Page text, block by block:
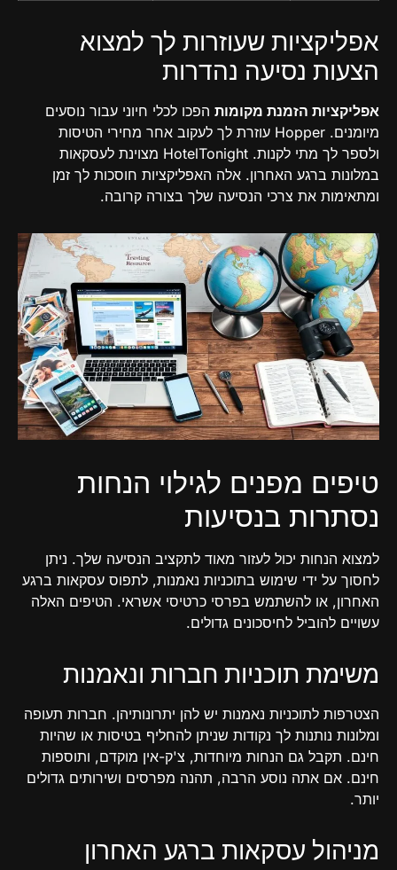
אפליקציות שעוזרות לך למצוא
הצעות נסיעה נהדרות
אפליקציות הזמנת מקומות הפכו לכלי חיוני עבור נוסעים
מיומנים. Hopper עוזרת לך לעקוב אחר מחירי הטיסות
ולספר לך מתי לקנות. HotelTonight מצוינת לעסקאות
במלונות ברגע האחרון. אלה האפליקציות חוסכות לך זמן
ומתאימות את צרכי הנסיעה שלך בצורה קרובה.
טיפים מפנים לגילוי הנחות
נסתרות בנסיעות
למצוא הנחות יכול לעזור מאוד לתקציב הנסיעה שלך. ניתן
לחסוך על ידי שימוש בתוכניות נאמנות, לתפוס עסקאות ברגע
האחרון, או להשתמש בפרסי כרטיסי אשראי. הטיפים האלה
עשויים להוביל לחיסכונים גדולים.
משימת תוכניות חברות ונאמנות
הצטרפות לתוכניות נאמנות יש להן יתרונותיהן. חברות תעופה
ומלונות נותנות לך נקודות שניתן להחליף בטיסות או שהיות
חינם. תקבל גם הנחות מיוחדות, צ'ק-אין מוקדם, ותוספות
חינם. אם אתה נוסע הרבה, תהנה מפרסים ושירותים גדולים
יותר.
מניהול עסקאות ברגע האחרון